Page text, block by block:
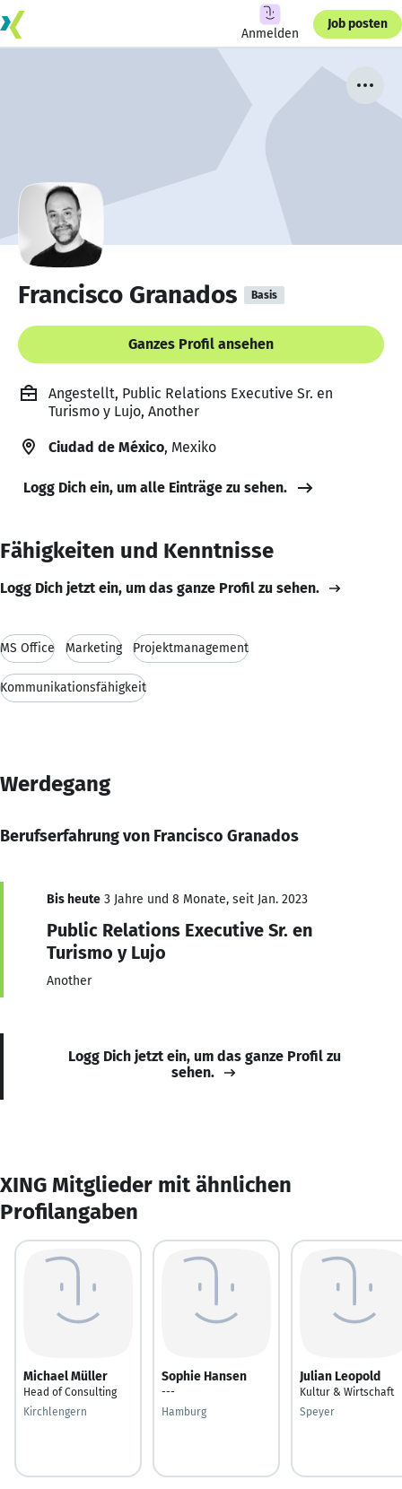
Anmelden
Job posten
Francisco Granados Basis
Ganzes Profil ansehen
Angestellt, Public Relations Executive Sr. en
Turismo y Lujo, Another
Ciudad de México, Mexiko
Logg Dich ein, um alle Einträge zu sehen.
Fähigkeiten und Kenntnisse
Logg Dich jetzt ein, um das ganze Profil zu sehen.
MS Office Marketing Projektmanagement
Kommunikationsfähigkeit
Werdegang
Berufserfahrung von Francisco Granados
Bis heute 3 Jahre und 8 Monate, seit Jan. 2023
Public Relations Executive Sr. en
Turismo y Lujo
Another
Logg Dich jetzt ein, um das ganze Profil zu
sehen.
XING Mitglieder mit ähnlichen
Profilangaben
Michael Müller
Head of Consulting
Kirchlengern
Sophie Hansen
---
Hamburg
Julian Leopold
Kultur & Wirtschaft
Speyer